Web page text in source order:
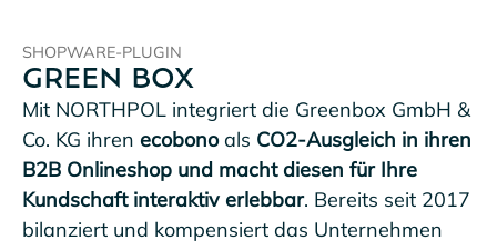
SHOPWARE-PLUGIN
GREEN BOX
Mit NORTHPOL integriert die Greenbox GmbH &
Co. KG ihren ecobono als CO2-Ausgleich in ihren
B2B Onlineshop und macht diesen für Ihre
Kundschaft interaktiv erlebbar. Bereits seit 2017
bilanziert und kompensiert das Unternehmen